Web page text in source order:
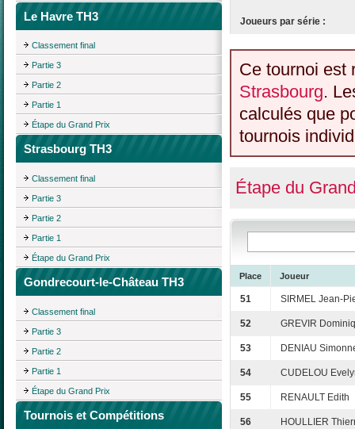
Le Havre TH3
Classement final
Partie 3
Partie 2
Partie 1
Étape du Grand Prix
Strasbourg TH3
Classement final
Partie 3
Partie 2
Partie 1
Étape du Grand Prix
Gondrecourt-le-Château TH3
Classement final
Partie 3
Partie 2
Partie 1
Étape du Grand Prix
Tournois et Compétitions
Joueurs par série :
Ce tournoi est
Strasbourg.
calculés que
tournois
Étape du
Place Joueur
51 SIRMEL Jean-
52 GREVIR
53 DENIAU
54 CUDELOU
55 RENAULT Edith
56 HOULLIER